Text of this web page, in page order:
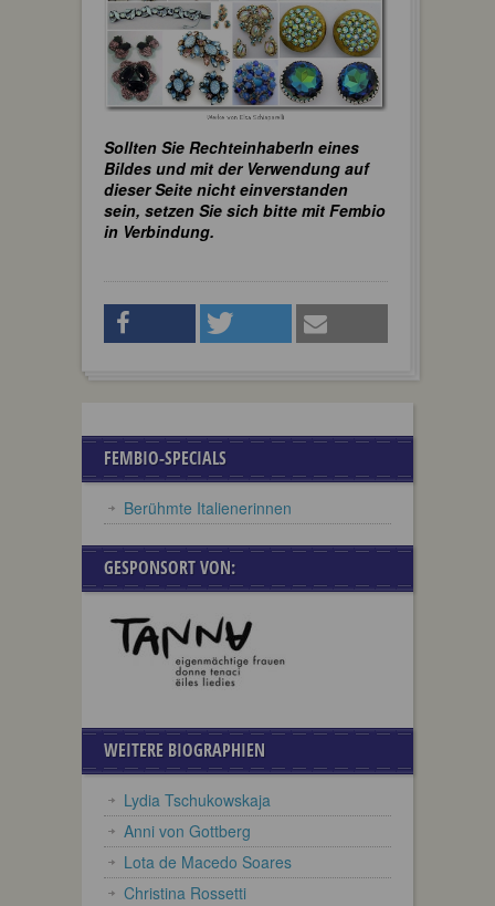
Sollten Sie RechteinhaberIn eines
Bildes und mit der Verwendung auf
dieser Seite nicht einverstanden
sein, setzen Sie sich bitte mit Fembio
in Verbindung.
FEMBIO-SPECIALS
Berühmte Italienerinnen
GESPONSORT VON:
WEITERE BIOGRAPHIEN
Lydia Tschukowskaja
Anni von Gottberg
Lota de Macedo Soares
Christina Rossetti